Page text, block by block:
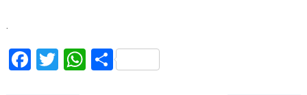
.
Facebook
Twitter
WhatsApp
Share